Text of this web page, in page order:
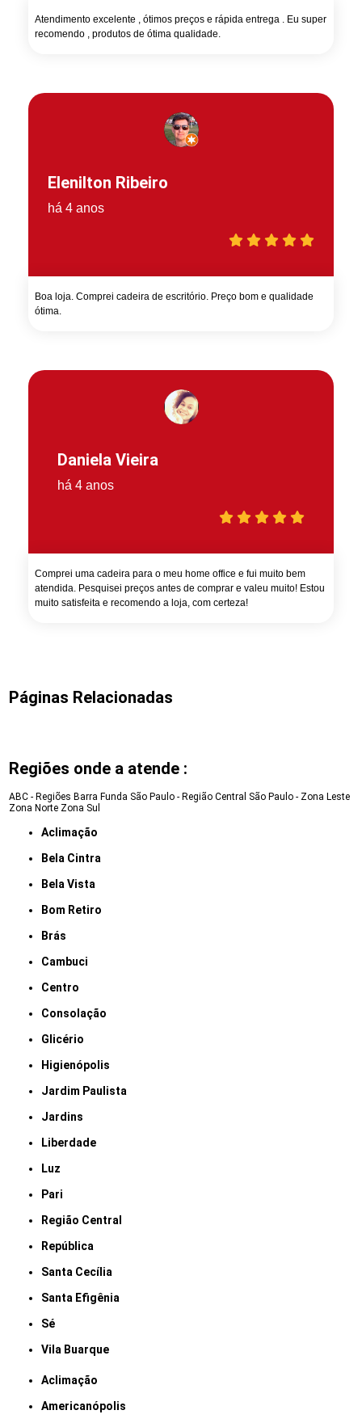
Atendimento excelente , ótimos preços e rápida entrega . Eu super
recomendo , produtos de ótima qualidade.
Elenilton Ribeiro
há 4 anos
Boa loja. Comprei cadeira de escritório. Preço bom e qualidade
ótima.
Daniela Vieira
há 4 anos
Comprei uma cadeira para o meu home office e fui muito bem
atendida. Pesquisei preços antes de comprar e valeu muito! Estou
muito satisfeita e recomendo a loja, com certeza!
Páginas Relacionadas
Regiões onde a atende :
ABC - Regiões Barra Funda São Paulo - Região Central São Paulo - Zona Leste
Zona Norte Zona Sul
Aclimação
Bela Cintra
Bela Vista
Bom Retiro
Brás
Cambuci
Centro
Consolação
Glicério
Higienópolis
Jardim Paulista
Jardins
Liberdade
Luz
Pari
Região Central
República
Santa Cecília
Santa Efigênia
Sé
Vila Buarque
Aclimação
Americanópolis